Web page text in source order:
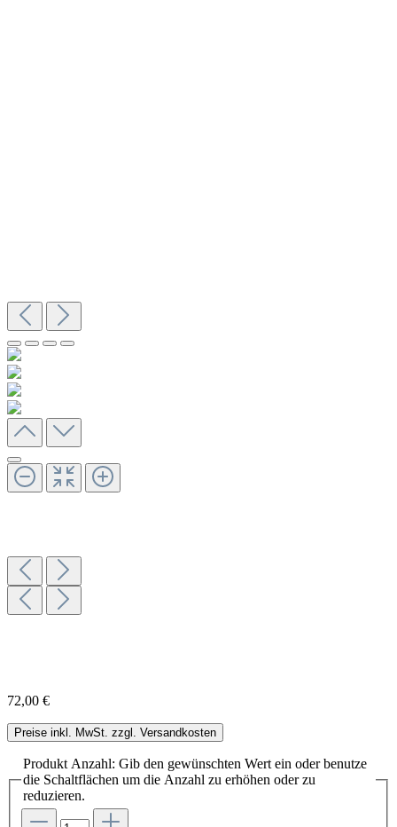
72,00 €
Preise inkl. MwSt. zzgl. Versandkosten
Produkt Anzahl: Gib den gewünschten Wert ein oder benutze
die Schaltflächen um die Anzahl zu erhöhen oder zu
reduzieren.